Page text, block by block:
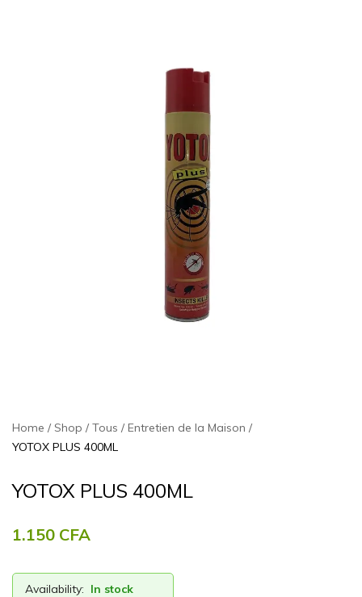
Home Shop Tous
Entretien de la Maison
YOTOX PLUS 400ML
YOTOX PLUS 400ML
1.150 CFA
Availability: In stock